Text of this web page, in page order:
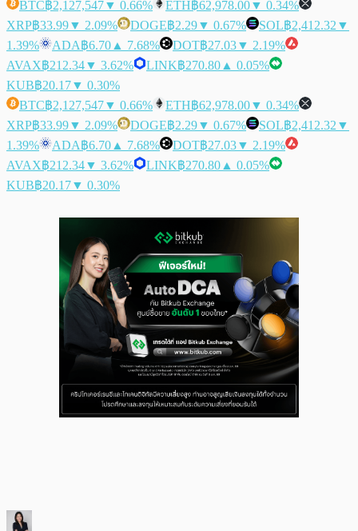
BTC฿2,127,547▼ 0.66% ETH฿62,978.00▼ 0.34%
XRP฿33.99▼ 2.09% DOGE฿2.29▼ 0.67% SOL฿2,412.32 ▼
1.39%
ADA฿6.70 ▲ 7.68% DOT฿27.03▼ 2.19%
AVAX฿212.34▼ 3.62% LINK฿270.80 ▲ 0.05%
KUB฿20.17▼ 0.30%
BTC฿2,127,547▼ 0.66% ETH฿62,978.00▼ 0.34%
XRP฿33.99▼ 2.09% DOGE฿2.29▼ 0.67% SOL฿2,412.32 ▼
1.39%
ADA฿6.70 ▲ 7.68% DOT฿27.03▼ 2.19%
AVAX฿212.34▼ 3.62% LINK฿270.80 ▲ 0.05%
KUB฿20.17▼ 0.30%